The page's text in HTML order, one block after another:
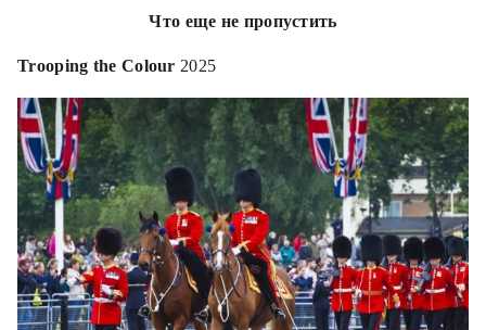
Что еще не пропустить
Trooping the Colour 2025